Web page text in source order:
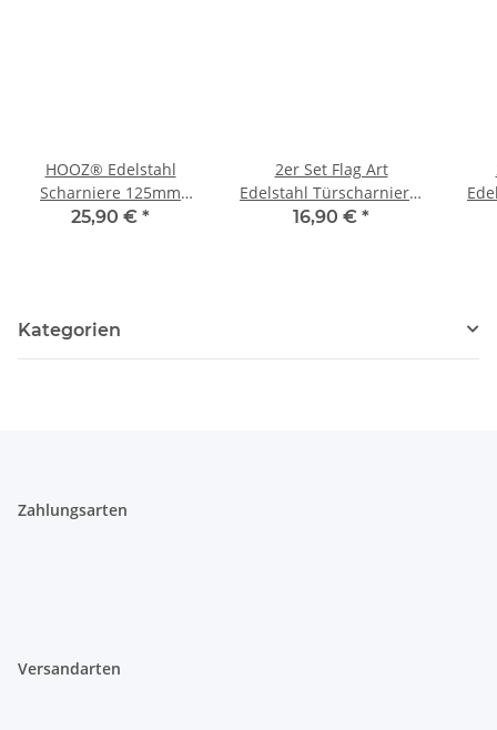
HOOZ® Edelstahl
Scharniere 125mm
Schwerlast
25,90 € *
2er Set Flag Art
Edelstahl Türscharnier 8
cm
16,90 € *
Kategorien
Zahlungsarten
Versandarten